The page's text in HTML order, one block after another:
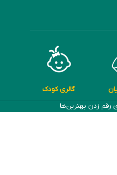
گالری کودک
زدن بهترین‌ها